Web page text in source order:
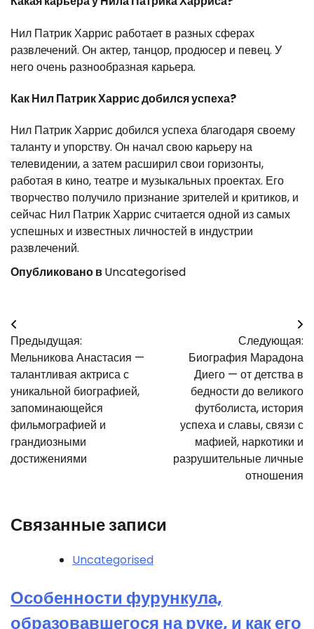
Нил Патрик Харрис работает в разных сферах
развлечений. Он актер, танцор, продюсер и певец. У
него очень разнообразная карьера.
Как Нил Патрик Харрис добился успеха?
Нил Патрик Харрис добился успеха благодаря своему
таланту и упорству. Он начал свою карьеру на
телевидении, а затем расширил свои горизонты,
работая в кино, театре и музыкальных проектах. Его
творчество получило признание зрителей и критиков, и
сейчас Нил Патрик Харрис считается одной из самых
успешных и известных личностей в индустрии
развлечений.
Опубликовано вUncategorised
Навигация
по
записям
Предыдущая:
Мельникова Анастасия —
талантливая актриса с
уникальной биографией,
запоминающейся
фильмографией и
грандиозными
достижениями
Следующая:
Биография Марадона
Диего — от детства в
бедности до великого
футболиста, история
успеха и славы, связи с
мафией, наркотики и
разрушительные личные
отношения
Связанные записи
Uncategorised
Особенности фурункула,
образовавшегося на руке, и как его